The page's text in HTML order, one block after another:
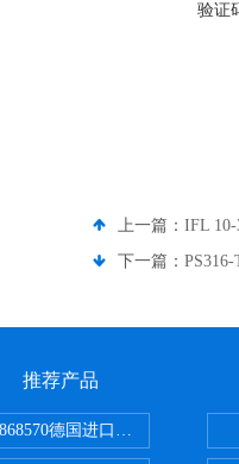
验证
上一篇： IFL
下一篇：
推荐产品
德国进口菲尼克斯电源